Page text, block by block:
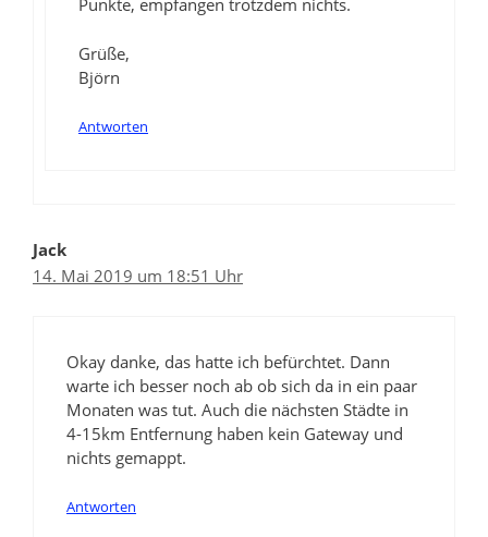
Punkte, empfangen trotzdem nichts.
Grüße,
Björn
Antworten
Jack
14. Mai 2019 um 18:51 Uhr
Okay danke, das hatte ich befürchtet. Dann
warte ich besser noch ab ob sich da in ein paar
Monaten was tut. Auch die nächsten Städte in
4-15km Entfernung haben kein Gateway und
nichts gemappt.
Antworten